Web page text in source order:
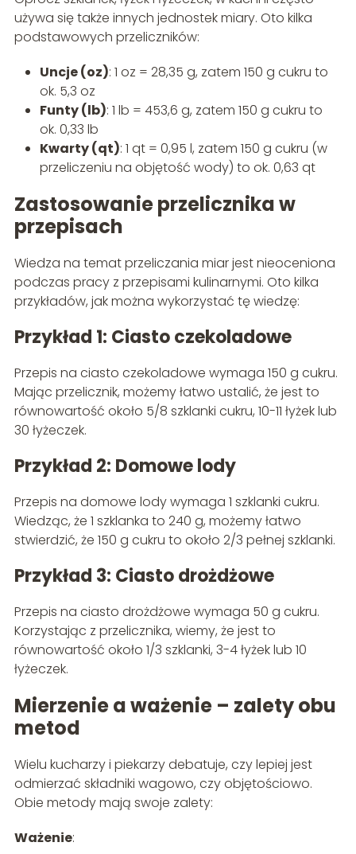
używa się także innych jednostek miary. Oto kilka
podstawowych przeliczników:
Uncje (oz): 1 oz = 28,35 g, zatem 150 g cukru to
ok. 5,3 oz
Funty (lb): 1 lb = 453,6 g, zatem 150 g cukru to
ok. 0,33 lb
Kwarty (qt): 1 qt = 0,95 l, zatem 150 g cukru (w
przeliczeniu na objętość wody) to ok. 0,63 qt
Zastosowanie przelicznika w
przepisach
Wiedza na temat przeliczania miar jest nieoceniona
podczas pracy z przepisami kulinarnymi. Oto kilka
przykładów, jak można wykorzystać tę wiedzę:
Przykład 1: Ciasto czekoladowe
Przepis na ciasto czekoladowe wymaga 150 g cukru.
Mając przelicznik, możemy łatwo ustalić, że jest to
równowartość około 5/8 szklanki cukru, 10-11 łyżek lub
30 łyżeczek.
Przykład 2: Domowe lody
Przepis na domowe lody wymaga 1 szklanki cukru.
Wiedząc, że 1 szklanka to 240 g, możemy łatwo
stwierdzić, że 150 g cukru to około 2/3 pełnej szklanki.
Przykład 3: Ciasto drożdżowe
Przepis na ciasto drożdżowe wymaga 50 g cukru.
Korzystając z przelicznika, wiemy, że jest to
równowartość około 1/3 szklanki, 3-4 łyżek lub 10
łyżeczek.
Mierzenie a ważenie – zalety obu
metod
Wielu kucharzy i piekarzy debatuje, czy lepiej jest
odmierzać składniki wagowo, czy objętościowo.
Obie metody mają swoje zalety:
Ważenie: